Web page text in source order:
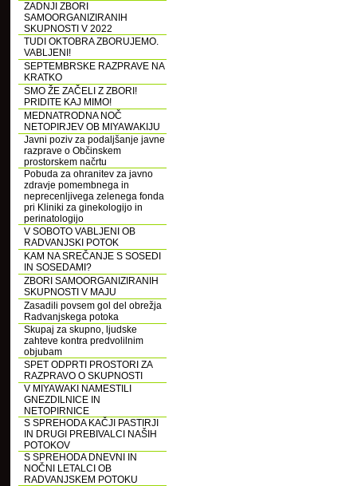
ZADNJI ZBORI
SAMOORGANIZIRANIH
SKUPNOSTI V 2022
TUDI OKTOBRA ZBORUJEMO.
VABLJENI!
SEPTEMBRSKE RAZPRAVE NA
KRATKO
SMO ŽE ZAČELI Z ZBORI!
PRIDITE KAJ MIMO!
MEDNATRODNA NOČ
NETOPIRJEV OB MIYAWAKIJU
Javni poziv za podaljšanje javne
razprave o Občinskem
prostorskem načrtu
Pobuda za ohranitev za javno
zdravje pomembnega in
neprecenljivega zelenega fonda
pri Kliniki za ginekologijo in
perinatologijo
V SOBOTO VABLJENI OB
RADVANJSKI POTOK
KAM NA SREČANJE S SOSEDI
IN SOSEDAMI?
ZBORI SAMOORGANIZIRANIH
SKUPNOSTI V MAJU
Zasadili povsem gol del obrežja
Radvanjskega potoka
Skupaj za skupno, ljudske
zahteve kontra predvolilnim
objubam
SPET ODPRTI PROSTORI ZA
RAZPRAVO O SKUPNOSTI
V MIYAWAKI NAMESTILI
GNEZDILNICE IN
NETOPIRNICE
S SPREHODA KAČJI PASTIRJI
IN DRUGI PREBIVALCI NAŠIH
POTOKOV
S SPREHODA DNEVNI IN
NOČNI LETALCI OB
RADVANJSKEM POTOKU